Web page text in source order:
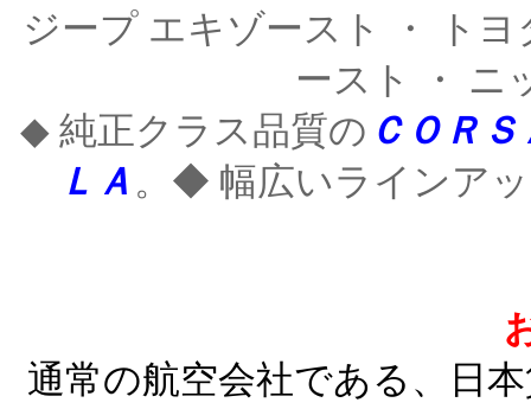
ジープ エキゾースト ・ ト
ースト ・ ニ
◆ 純正クラス品質の ＣＯＲＳ
ＬＡ 。◆ 幅広いラインア
通常の航空会社である、日